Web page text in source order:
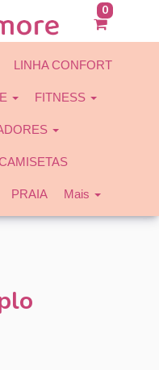
0
LINHA CONFORT
FITNESS
PRAIA Mais